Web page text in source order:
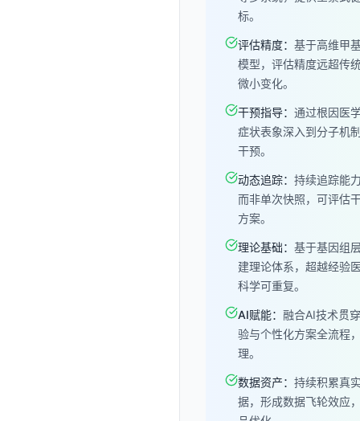
标。
评估精度： 基于高维甲
模型，评估精度远超传
微小变化。
干预指导： 通过根因医
症状表象深入到分子机
干预。
动态追踪： 持续追踪能
而非单次快照，可评估
方案。
理论基础： 基于基因组
建理论体系，超越经验
科学可重复。
AI赋能： 融合AI技术贯
验与个性化方案全流程
理。
数据资产： 持续积累真
据，形成数据飞轮效应